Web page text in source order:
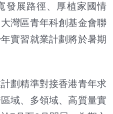
展路徑、厚植家國情
灣區青年科創基金會聯
實習就業計劃將於暑期
劃精準對接香港青年求
域、多領域、高質量實